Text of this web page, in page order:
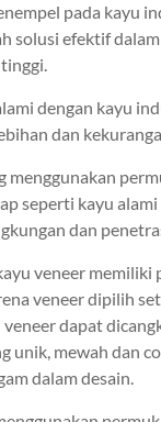
pada kayu
solusi efektif
dengan kayu
dan
menggunakan
seperti kayu
dan
veneer memiliki
veneer dipilih
veneer dapat
unik, mewah dan
dalam desain.